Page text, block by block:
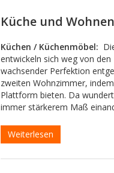
Küche und
Küchen / Küchenmöbel:
entwickeln sich weg von
wachsender Perfektion
zweiten Wohnzimmer,
Plattform bieten. Da
immer stärkerem Maß
Weiterlesen